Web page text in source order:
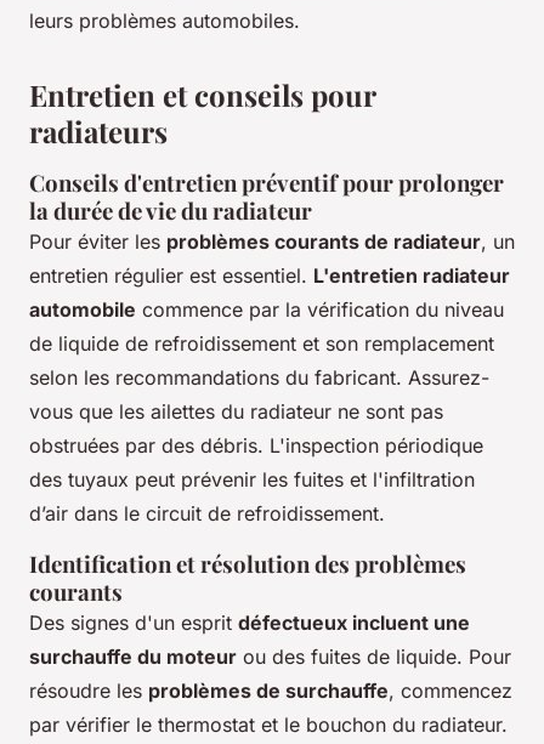
leurs problèmes automobiles.
Entretien et conseils pour
radiateurs
Conseils d'entretien préventif pour prolonger
la durée de vie du radiateur
Pour éviter les problèmes courants de radiateur, un
entretien régulier est essentiel. L'entretien radiateur
automobile commence par la vérification du niveau
de liquide de refroidissement et son remplacement
selon les recommandations du fabricant. Assurez-
vous que les ailettes du radiateur ne sont pas
obstruées par des débris. L'inspection périodique
des tuyaux peut prévenir les fuites et l'infiltration
d’air dans le circuit de refroidissement.
Identification et résolution des problèmes
courants
Des signes d'un esprit défectueux incluent une
surchauffe du moteur ou des fuites de liquide. Pour
résoudre les problèmes de surchauffe, commencez
par vérifier le thermostat et le bouchon du radiateur.